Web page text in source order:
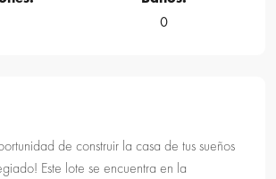
0
de construir la casa de tus sueños
Este lote se encuentra en la